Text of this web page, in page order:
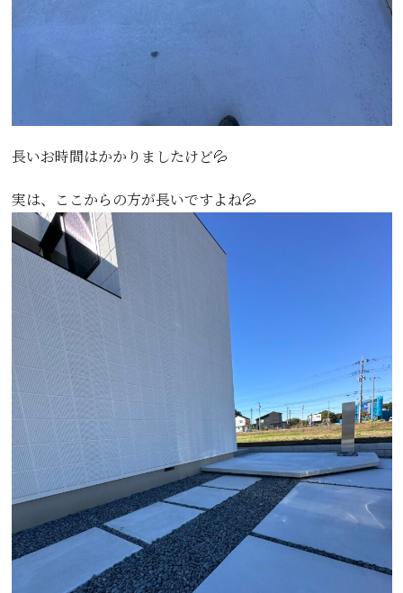
長いお時間はかかりましたけど💦
実は、ここからの方が長いですよね💦